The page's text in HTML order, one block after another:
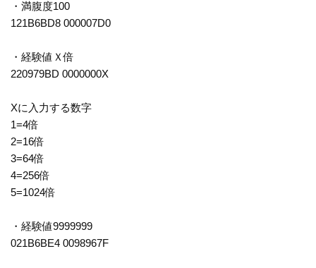
・満腹度100
121B6BD8 000007D0
・経験値Ｘ倍
220979BD 0000000X
Xに入力する数字
1=4倍
2=16倍
3=64倍
4=256倍
5=1024倍
・経験値9999999
021B6BE4 0098967F